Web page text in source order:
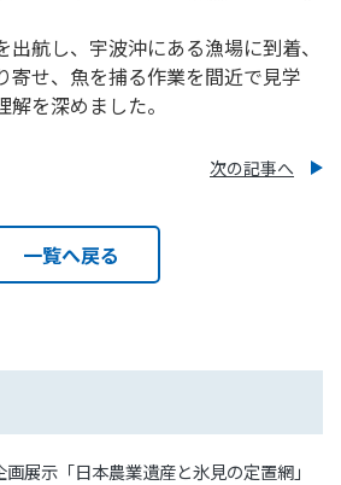
航し、宇波沖にある漁場に到着、
寄せ、魚を捕る作業を間近で見学
を深めました。
次の記事へ
一覧へ戻る
展示「日本農業遺産と氷見の定置網」